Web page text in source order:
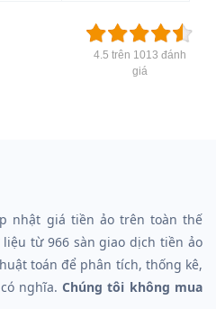
4.5 trên 1013 đánh
giá
nhật giá tiền ảo trên toàn thế
từ 966 sàn giao dịch tiền ảo
toán để phân tích, thống kê,
nghĩa.Chúng tôi không mua